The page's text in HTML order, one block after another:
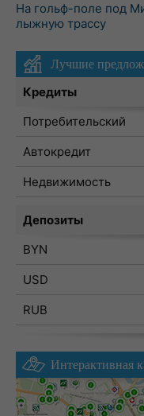
На гольф-поле под
лыжную трассу
Лучшие
Кредиты
Потребительский
Автокредит
Недвижимость
Депозиты
BYN
USD
RUB
Интерактивная